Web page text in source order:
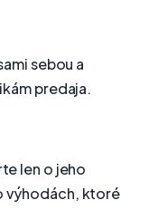
sebou a
predaja.
len o jeho
výhodách, ktoré